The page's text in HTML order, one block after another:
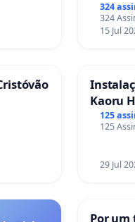
324
324
15 Jul
Kaoru
125
125
29 Jul
Por